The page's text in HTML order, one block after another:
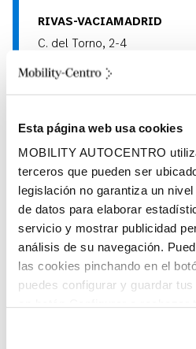
Esta página web usa cookies
MOBILITY AUTOCENTRO
terceros que pueden ser
legislación no garantiza un
de datos para elaborar
servicio y mostrar publicidad
análisis de su navegación.
las cookies pinchando en el
puedes configurar y guardar
información sobre el uso de
RIVAS-VACIAMADRID
C. del Torno, 2-4
COLMENAR VIEJO
Ciudad Norte del Automóvil.
Colmenar Km 28,400
28770, Colmenar Viejo
ISLA DE JAVA - LAS 4
C/ Isla De Java, 7